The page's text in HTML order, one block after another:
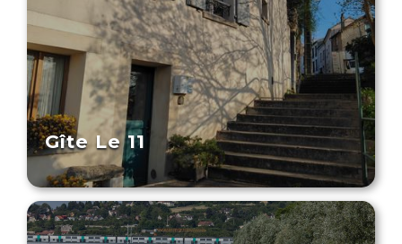
Gîte Le 11